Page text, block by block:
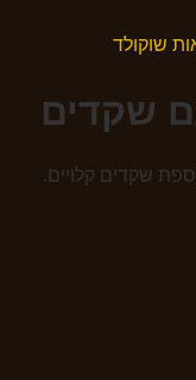
שוקולד
שקדים
שקדים קלויים.